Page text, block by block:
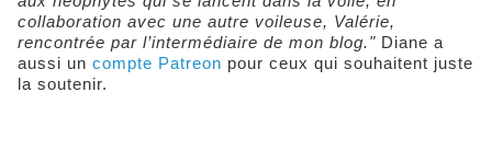
collaboration avec une autre voileuse, Valérie,
rencontrée par l’intermédiaire de mon blog." Diane a
aussi un compte Patreon pour ceux qui souhaitent juste
la soutenir.